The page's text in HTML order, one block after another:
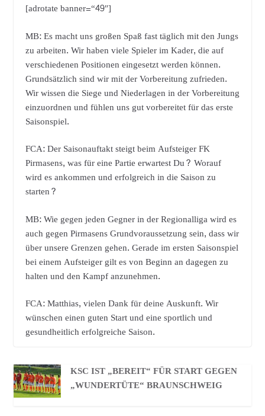
[adrotate banner=“49″]
MB: Es macht uns großen Spaß fast täglich mit den Jungs
zu arbeiten. Wir haben viele Spieler im Kader, die auf
verschiedenen Positionen eingesetzt werden können.
Grundsätzlich sind wir mit der Vorbereitung zufrieden.
Wir wissen die Siege und Niederlagen in der Vorbereitung
einzuordnen und fühlen uns gut vorbereitet für das erste
Saisonspiel.
FCA: Der Saisonauftakt steigt beim Aufsteiger FK
Pirmasens, was für eine Partie erwartest Du? Worauf
wird es ankommen und erfolgreich in die Saison zu
starten?
MB: Wie gegen jeden Gegner in der Regionalliga wird es
auch gegen Pirmasens Grundvoraussetzung sein, dass wir
über unsere Grenzen gehen. Gerade im ersten Saisonspiel
bei einem Aufsteiger gilt es von Beginn an dagegen zu
halten und den Kampf anzunehmen.
FCA: Matthias, vielen Dank für deine Auskunft. Wir
wünschen einen guten Start und eine sportlich und
gesundheitlich erfolgreiche Saison.
KSC IST „BEREIT“ FÜR START GEGEN
„WUNDERTÜTE“ BRAUNSCHWEIG